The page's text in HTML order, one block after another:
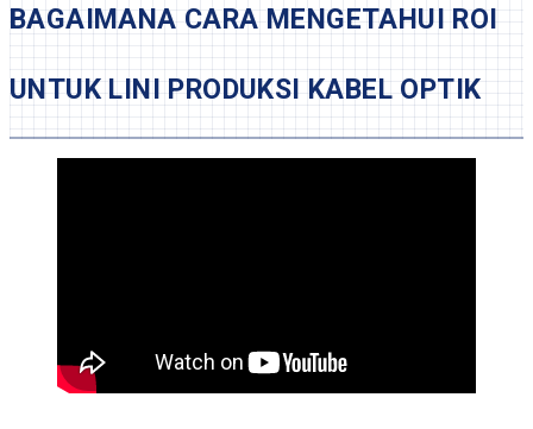
BAGAIMANA CARA MENGETAHUI ROI
UNTUK LINI PRODUKSI KABEL OPTIK